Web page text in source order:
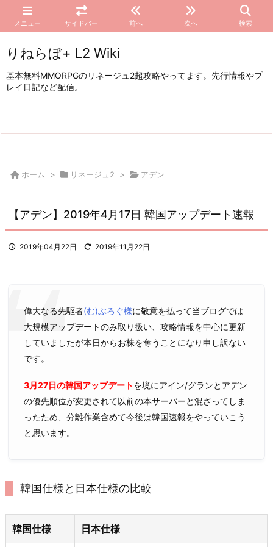
メニュー サイドバー 前へ 次へ 検索
りねらぼ+ L2 Wiki
基本無料MMORPGのリネージュ2超攻略やってます。先行情報やプ
レイ日記など配信。
ホーム > リネージュ2 > アデン
【アデン】2019年4月17日 韓国アップデート速報
2019年04月22日 2019年11月22日
偉大なる先駆者(む)ぶろぐ様に敬意を払って当ブログでは
大規模アップデートのみ取り扱い、攻略情報を中心に更新
していましたが本日からお株を奪うことになり申し訳ない
です。
3月27日の韓国アップデートを境にアイン/グランとアデン
の優先順位が変更されて以前の本サーバーと混ざってしま
ったため、分離作業含めて今後は韓国速報をやっていこう
と思います。
韓国仕様と日本仕様の比較
韓国仕様 日本仕様